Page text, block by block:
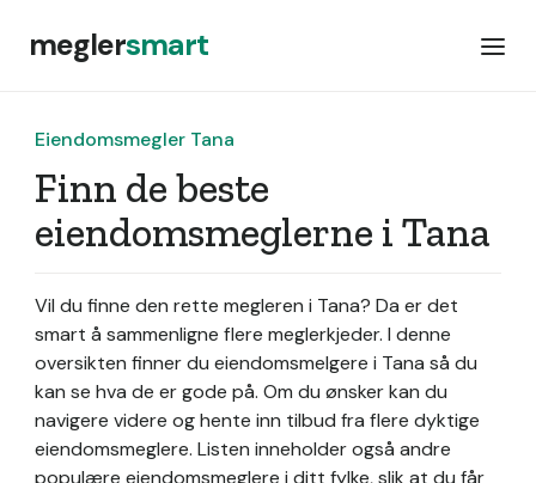
meglersmart
Eiendomsmegler Tana
Finn de beste
eiendomsmeglerne i Tana
Vil du finne den rette megleren i Tana? Da er det
smart å sammenligne flere meglerkjeder. I denne
oversikten finner du eiendomsmelgere i Tana så du
kan se hva de er gode på. Om du ønsker kan du
navigere videre og hente inn tilbud fra flere dyktige
eiendomsmeglere. Listen inneholder også andre
populære eiendomsmeglere i ditt fylke, slik at du får